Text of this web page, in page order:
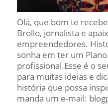
Olá, que bom te
Brollo, jornalista e
empreendedores.
sonha em ter um
profissional.Esse é o
para muitas ideias e
história que possa
manda um e-mail: